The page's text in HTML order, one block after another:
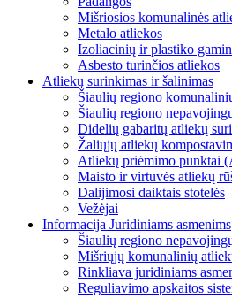
Mišriosios komunalinės
Metalo atliekos
Izoliacinių ir plastiko
Asbesto turinčios atliekos
Atliekų surinkimas ir šalinimas
Šiaulių regiono
Šiaulių regiono
Didelių gabaritų atliekų
Žaliųjų atliekų
Atliekų priėmimo punktai
Maisto ir virtuvės atliekų
Dalijimosi daiktais stotelės
Vežėjai
Informacija Juridiniams asmenims
Šiaulių regiono
Mišriųjų komunalinių
Rinkliava juridiniams
Reguliavimo apskaitos